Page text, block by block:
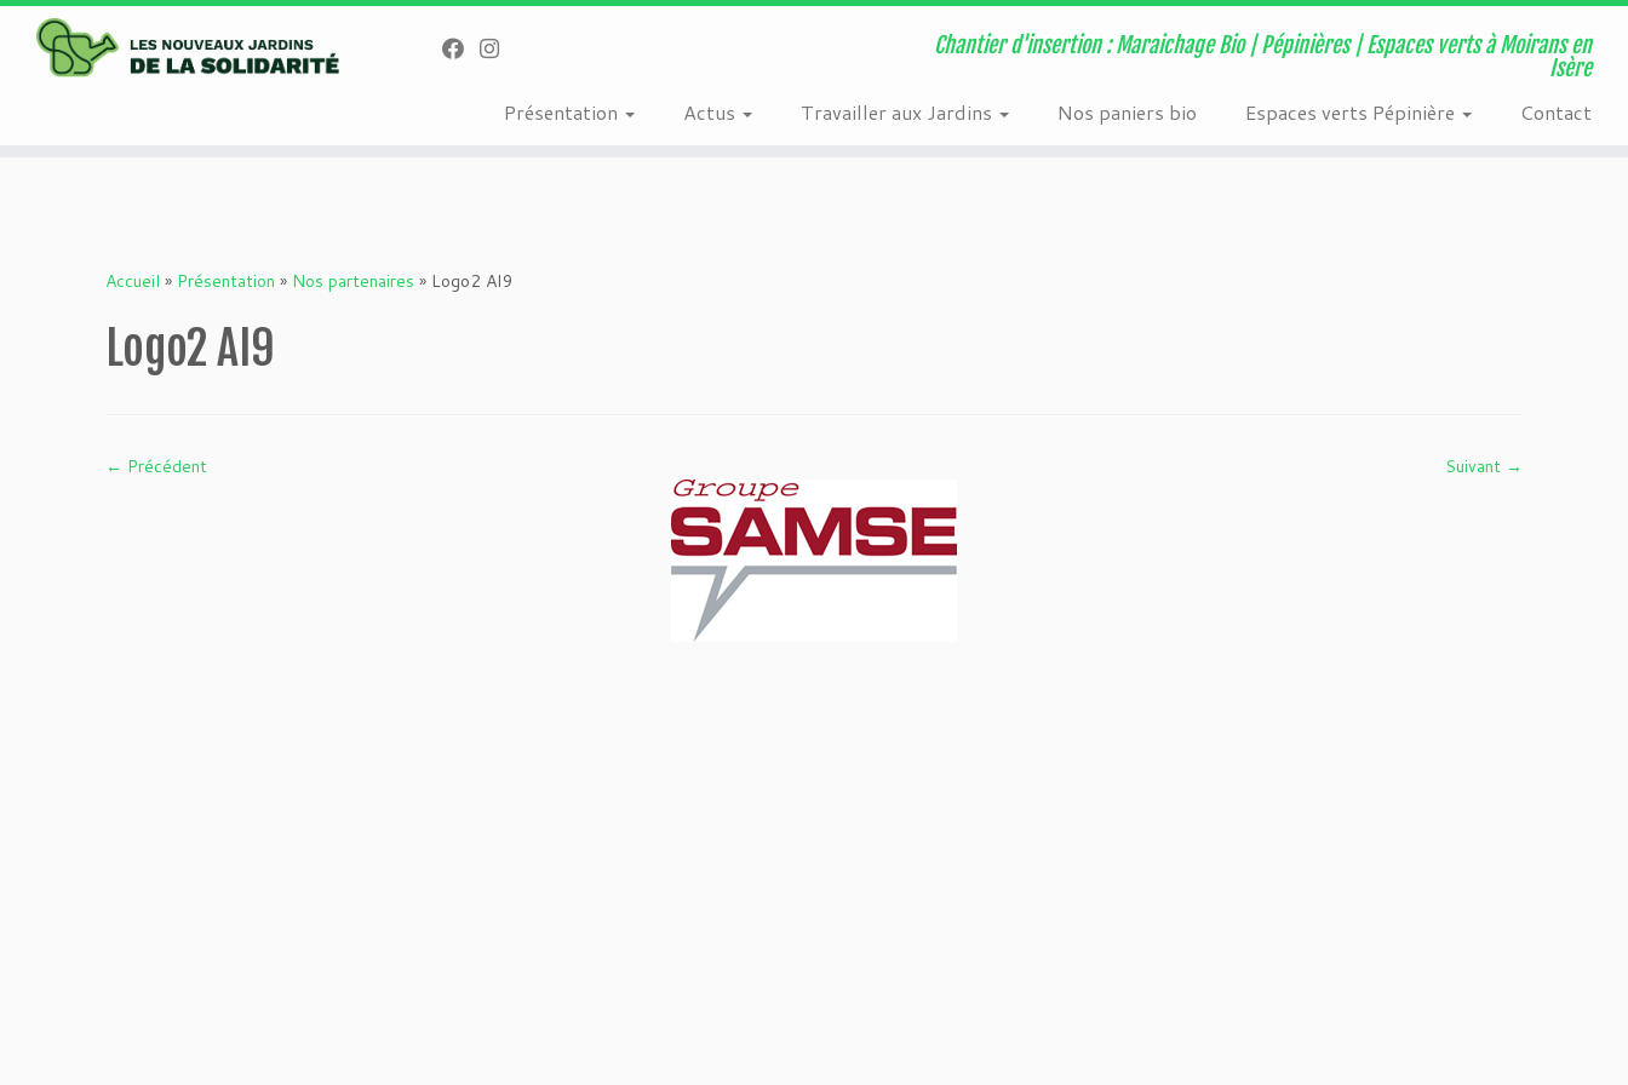
Warning: Attempt to read property "geoplugin_countryCode" on null in
/home/users6/e/ehw1613/www/wordpress/wordpress/wp-content/plugins/page-visit-counter/public/class-page-visit-counter-public.php
on line227
Chantier d'insertion : Maraichage Bio | Pépinières | Espaces verts à Moirans en
Isère
Présentation Actus Travailler aux Jardins Nos paniers bio Espaces verts Pépinière Contact
Accueil » Présentation » Nos partenaires » Logo2 AI9
Logo2 AI9
← Précédent Suivant →